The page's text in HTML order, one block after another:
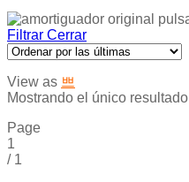
Filtrar Cerrar
View as
Mostrando el único resultado
Page
1
/ 1